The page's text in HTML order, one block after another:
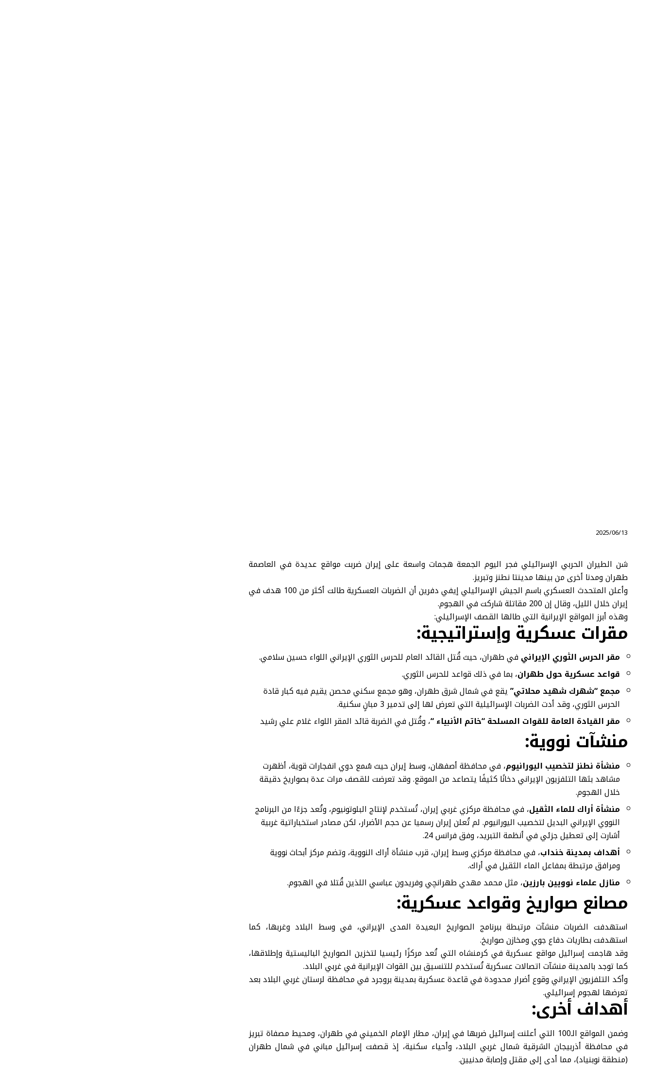
⠀ 2025/06/13
شن الطيران الحربي الإسرائيلي فجر اليوم الجمعة هجمات واسعة على إيران ضربت مواقع عديدة في العاصمة
طهران ومدنا أخرى من بينها مدينتا نطنز وتبريز.
وأعلن المتحدث العسكري باسم الجيش الإسرائيلي إيفي دفرين أن الضربات العسكرية طالت أكثر من 100 هدف في
إيران خلال الليل، وقال إن 200 مقاتلة شاركت في الهجوم.
وهذه أبرز المواقع الإيرانية التي طالها القصف الإسرائيلي:
مقرات عسكرية وإستراتيجية:
مقر الحرس الثوري الإيرانيفي طهران، حيث قُتل القائد العام للحرس الثوري الإيراني اللواء حسين سلامي.
قواعد عسكرية حول طهران، بما في ذلك قواعد للحرس الثوري.
مجمع “شهرك شهيد محلاتي”يقع في شمال شرق طهران، وهو مجمع سكني محصن يقيم فيه كبار قادة
الحرس الثوري، وقد أدت الضربات الإسرائيلية التي تعرض لها إلى تدمير 3 مبانٍ سكنية.
مقر القيادة العامة للقوات المسلحة “خاتم الأنبياء “، وقُتل في الضربة قائد المقر اللواء غلام علي رشيد
منشآت نووية:
منشأة نطنز لتخصيب اليورانيوم، في محافظة أصفهان، وسط إيران حيث سُمع دوي انفجارات قوية، أظهرت
مشاهد بثها التلفزيون الإيراني دخانًا كثيفًا يتصاعد من الموقع. وقد تعرضت للقصف مرات عدة بصواريخ دقيقة
خلال الهجوم.
منشأة أراك للماء الثقيل، في محافظة مركزي غربي إيران، تُستخدم لإنتاج البلوتونيوم، وتُعد جزءًا من البرنامج
النووي الإيراني البديل لتخصيب اليورانيوم. لم تُعلن إيران رسميا عن حجم الأضرار، لكن مصادر استخباراتية غربية
أشارت إلى تعطيل جزئي في أنظمة التبريد، وفق فرانس 24.
أهداف بمدينة خنداب، في محافظة مركزي وسط إيران، قرب منشأة أراك النووية، وتضم مركز أبحاث نووية
ومرافق مرتبطة بمفاعل الماء الثقيل في أراك.
منازل علماء نوويين بارزين، مثل محمد مهدي طهرانچي وفريدون عباسي اللذين قُتلا في الهجوم.
مصانع صواريخ وقواعد عسكرية:
استهدفت الضربات منشآت مرتبطة ببرنامج الصواريخ البعيدة المدى الإيراني، في وسط البلاد وغربها، كما
استهدفت بطاريات دفاع جوي ومخازن صواريخ.
وقد هاجمت إسرائيل مواقع عسكرية في كرمنشاه التي تُعد مركزًا رئيسيا لتخزين الصواريخ الباليستية وإطلاقها،
كما توجد بالمدينة منشآت اتصالات عسكرية تُستخدم للتنسيق بين القوات الإيرانية في غربي البلاد.
وأكد التلفزيون الإيراني وقوع أضرار محدودة في قاعدة عسكرية بمدينة بروجرد في محافظة لرستان غربي البلاد بعد
تعرضها لهجوم إسرائيلي.
أهداف أخرى:
وضمن المواقع الـ100 التي أعلنت إسرائيل ضربها في إيران، مطار الإمام الخميني في طهران، ومحيط مصفاة تبريز
في محافظة أذربيجان الشرقية شمال غربي البلاد، وأحياء سكنية، إذ قصفت إسرائيل مباني في شمال طهران
(منطقة نوبنياد)، مما أدى إلى مقتل وإصابة مدنيين.